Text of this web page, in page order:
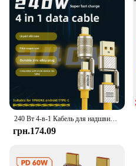
240 Вт 4-в-1 Кабель для надшвидкої зарядки даних Type-C до Type-C Кабель із цинкового сплаву для iPhone15 Samsung Huawei Xiaomi
грн.174.09